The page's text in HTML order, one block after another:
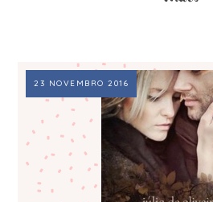
23 NOVEMBRO 2016